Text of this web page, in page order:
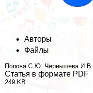
Авторы
Файлы
Попова С.Ю. Чернышева И.В.
Статья в формате PDF
249 KB